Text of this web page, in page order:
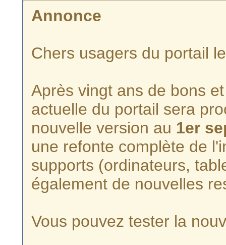
Annonce
Chers usagers du portail
Après vingt ans de bons
actuelle du portail sera
nouvelle version au 1er
une refonte complète de
supports (ordinateurs,
également de nouvelles
Vous pouvez tester la